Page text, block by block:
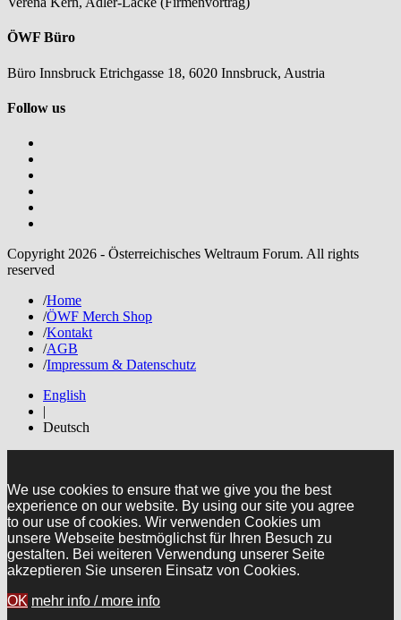
ÖWF Büro
Büro Innsbruck Etrichgasse 18, 6020 Innsbruck, Austria
Follow us
Copyright 2026 - Österreichisches Weltraum Forum. All rights
reserved
/Home
/ÖWF Merch Shop
/Kontakt
/AGB
/Impressum & Datenschutz
English
|
Deutsch
We use cookies to ensure that we give you the best
experience on our website. By using our site you agree
to our use of cookies. Wir verwenden Cookies um
unsere Webseite bestmöglichst für Ihren Besuch zu
gestalten. Bei weiteren Verwendung unserer Seite
akzeptieren Sie unseren Einsatz von Cookies.
OK mehr info / more info